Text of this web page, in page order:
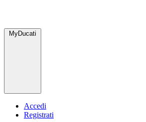
MyDucati
Accedi
Registrati